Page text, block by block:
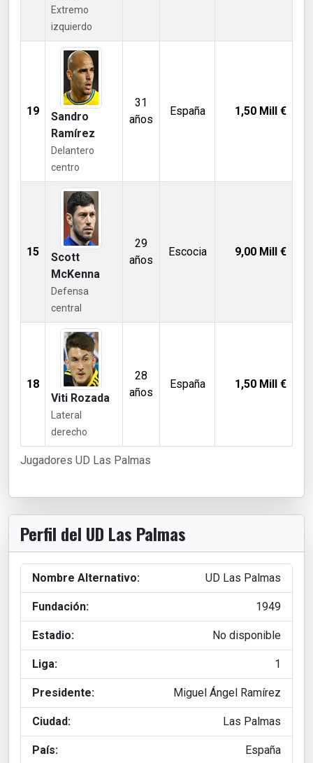
Jugadores UD Las Palmas
Extremo
izquierdo
19
Sandro
Ramírez
Delantero
centro
31
años
España 1,50 Mill €
15
Scott
McKenna
Defensa
central
29
años
Escocia 9,00 Mill €
18
Viti Rozada
Lateral
derecho
28
años
España 1,50 Mill €
Perfil del UD Las Palmas
Nombre Alternativo: UD Las Palmas
Fundación: 1949
Estadio: No disponible
Liga: 1
Presidente: Miguel Ángel Ramírez
Ciudad: Las Palmas
País: España